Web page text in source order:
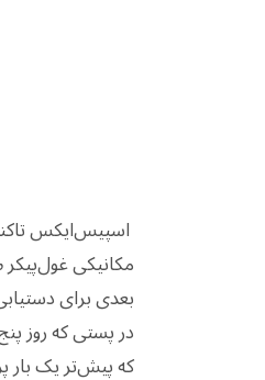
اسپیس‌ایکس
مکانیکی غول‌پیکر
بعدی برای
در پستی که روز